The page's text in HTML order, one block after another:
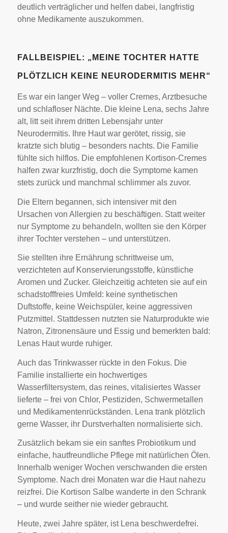
deutlich verträglicher und helfen dabei, langfristig
ohne Medikamente auszukommen.
FALLBEISPIEL: „MEINE TOCHTER HATTE
PLÖTZLICH KEINE NEURODERMITIS MEHR“
Es war ein langer Weg – voller Cremes, Arztbesuche
und schlafloser Nächte. Die kleine Lena, sechs Jahre
alt, litt seit ihrem dritten Lebensjahr unter
Neurodermitis. Ihre Haut war gerötet, rissig, sie
kratzte sich blutig – besonders nachts. Die Familie
fühlte sich hilflos. Die empfohlenen Kortison-Cremes
halfen zwar kurzfristig, doch die Symptome kamen
stets zurück und manchmal schlimmer als zuvor.
Die Eltern begannen, sich intensiver mit den
Ursachen von Allergien zu beschäftigen. Statt weiter
nur Symptome zu behandeln, wollten sie den Körper
ihrer Tochter verstehen – und unterstützen.
Sie stellten ihre Ernährung schrittweise um,
verzichteten auf Konservierungsstoffe, künstliche
Aromen und Zucker. Gleichzeitig achteten sie auf ein
schadstofffreies Umfeld: keine synthetischen
Duftstoffe, keine Weichspüler, keine aggressiven
Putzmittel. Stattdessen nutzten sie Naturprodukte wie
Natron, Zitronensäure und Essig und bemerkten bald:
Lenas Haut wurde ruhiger.
Auch das Trinkwasser rückte in den Fokus. Die
Familie installierte ein hochwertiges
Wasserfiltersystem, das reines, vitalisiertes Wasser
lieferte – frei von Chlor, Pestiziden, Schwermetallen
und Medikamentenrückständen. Lena trank plötzlich
gerne Wasser, ihr Durstverhalten normalisierte sich.
Zusätzlich bekam sie ein sanftes Probiotikum und
einfache, hautfreundliche Pflege mit natürlichen Ölen.
Innerhalb weniger Wochen verschwanden die ersten
Symptome. Nach drei Monaten war die Haut nahezu
reizfrei. Die Kortison Salbe wanderte in den Schrank
– und wurde seither nie wieder gebraucht.
Heute, zwei Jahre später, ist Lena beschwerdefrei.